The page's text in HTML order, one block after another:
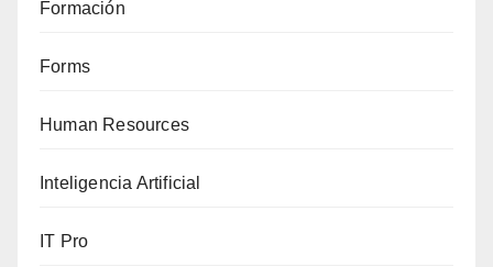
Formación
Forms
Human Resources
Inteligencia Artificial
IT Pro